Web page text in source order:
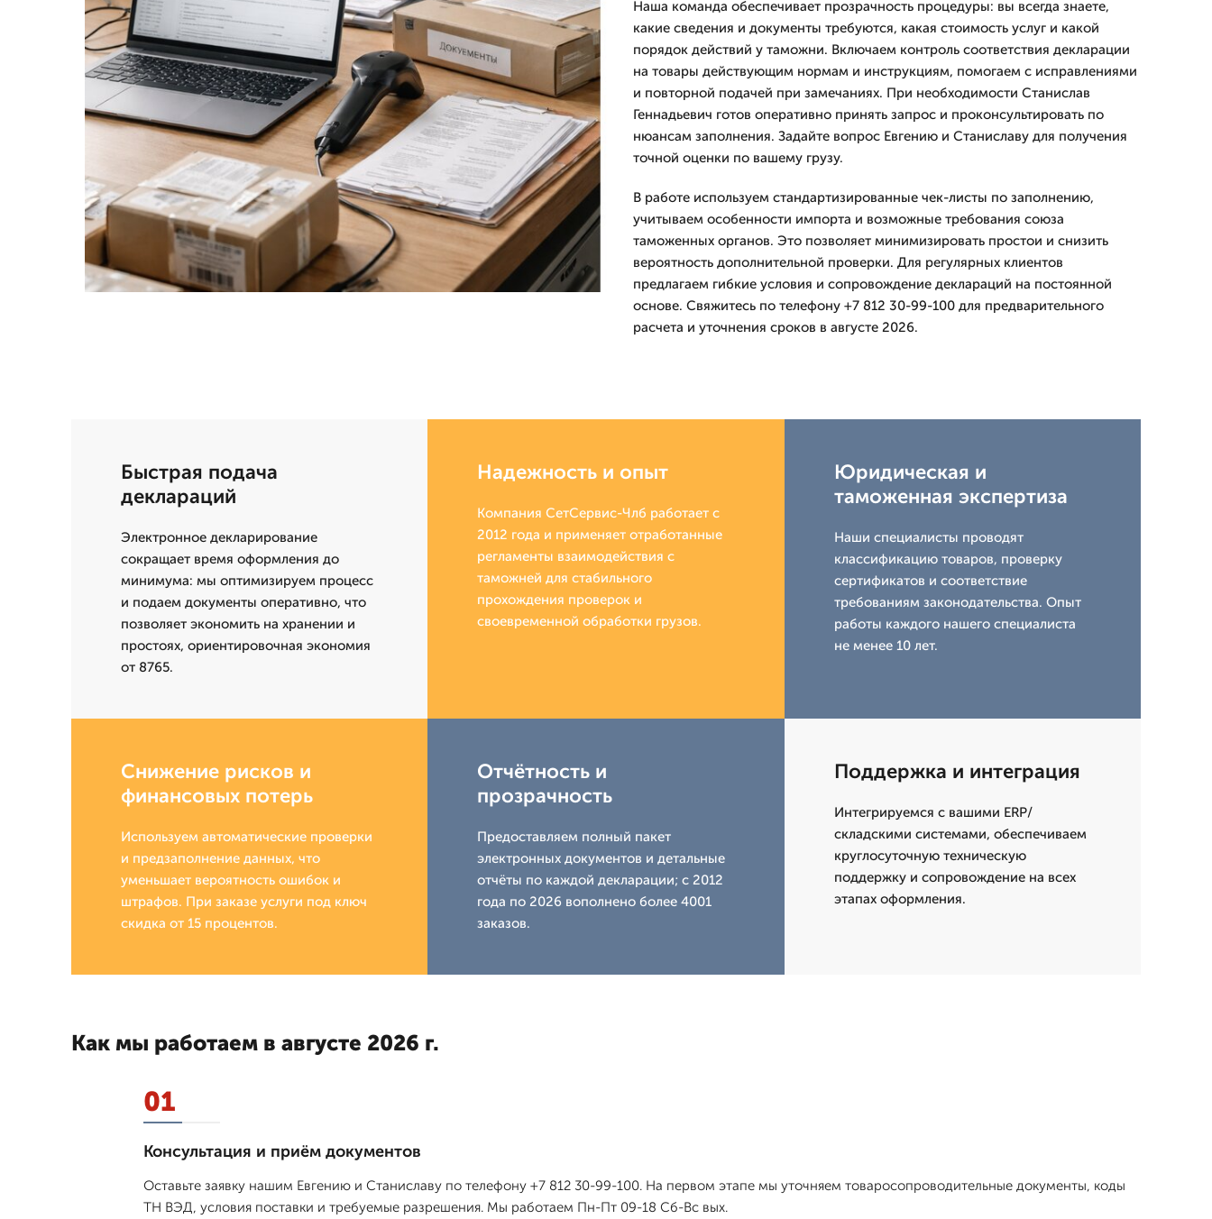
Наша команда обеспечивает прозрачность процедуры: вы всегда знаете,
какие сведения и документы требуются, какая стоимость услуг и какой
порядок действий у таможни. Включаем контроль соответствия декларации
на товары действующим нормам и инструкциям, помогаем с исправлениями
и повторной подачей при замечаниях. При необходимости Станислав
Геннадьевич готов оперативно принять запрос и проконсультировать по
нюансам заполнения. Задайте вопрос Евгению и Станиславу для получения
точной оценки по вашему грузу.
В работе используем стандартизированные чек-листы по заполнению,
учитываем особенности импорта и возможные требования союза
таможенных органов. Это позволяет минимизировать простои и снизить
вероятность дополнительной проверки. Для регулярных клиентов
предлагаем гибкие условия и сопровождение деклараций на постоянной
основе. Свяжитесь по телефону +7 812 30-99-100 для предварительного
расчета и уточнения сроков в августе 2026.
Быстрая подача
деклараций
Электронное декларирование
сокращает время оформления до
минимумa: мы оптимизируем процесс
и подаем документы оперативно, что
позволяет экономить на хранении и
простоях, ориентировочная экономия
от 8765.
Надежность и опыт
Компания СетСервис-Члб работает с
2012 года и применяет отработанные
регламенты взаимодействия с
таможней для стабильного
прохождения проверок и
своевременной обработки грузов.
Юридическая и
таможенная экспертиза
Наши специалисты проводят
классификацию товаров, проверку
сертификатов и соответствие
требованиям законодательства. Опыт
работы каждого нашего специалиста
не менее 10 лет.
Снижение рисков и
финансовых потерь
Используем автоматические проверки
и предзаполнение данных, что
уменьшает вероятность ошибок и
штрафов. При заказе услуги под ключ
скидка от 15 процентов.
Отчётность и
прозрачность
Предоставляем полный пакет
электронных документов и детальные
отчёты по каждой декларации; с 2012
года по 2026 вополнено более 4001
заказов.
Поддержка и интеграция
Интегрируемся с вашими ERP/
складскими системами, обеспечиваем
круглосуточную техническую
поддержку и сопровождение на всех
этапах оформления.
Как мы работаем в августе 2026 г.
01
Консультация и приём документов
Оставьте заявку нашим Евгению и Станиславу по телефону +7 812 30-99-100. На первом этапе мы уточняем товаросопроводительные документы, коды
ТН ВЭД, условия поставки и требуемые разрешения. Мы работаем Пн-Пт 09-18 Сб-Вс вых.